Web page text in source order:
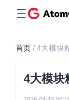
首页 / 4大模块
4大模块